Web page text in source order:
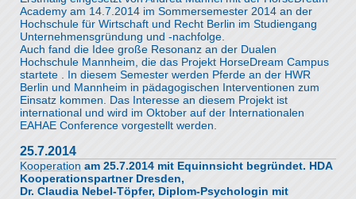
Academy am 14.7.2014 im Sommersemester 2014 an der
Hochschule für Wirtschaft und Recht Berlin im Studiengang
Unternehmensgründung und -nachfolge.
Auch fand die Idee große Resonanz an der Dualen
Hochschule Mannheim, die das Projekt HorseDream Campus
startete . In diesem Semester werden Pferde an der HWR
Berlin und Mannheim in pädagogischen Interventionen zum
Einsatz kommen. Das Interesse an diesem Projekt ist
international und wird im Oktober auf der Internationalen
EAHAE Conference vorgestellt werden.
25.7.2014
Kooperation am 25.7.2014 mit Equinnsicht begründet. HDA
Kooperationspartner Dresden,
Dr. Claudia Nebel-Töpfer, Diplom-Psychologin mit